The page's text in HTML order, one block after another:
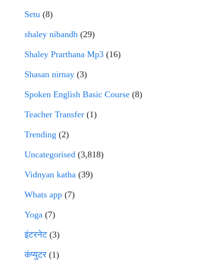
Setu (8)
shaley nibandh (29)
Shaley Prarthana Mp3 (16)
Shasan nirnay (3)
Spoken English Basic Course (8)
Teacher Transfer (1)
Trending (2)
Uncategorised (3,818)
Vidnyan katha (39)
Whats app (7)
Yoga (7)
इंटरनेट(3)
कंप्युटर (1)